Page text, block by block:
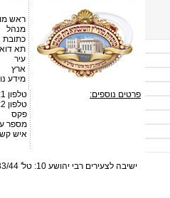
ראש
מנהל
כתובת
תא
עיר
ארץ
מידע
פרטים נוספים:
טלפון 1:
טלפון 2:
פקס
מספר
איש
ישיבה לצעירים רבי יהושע 10: טל' 972-2-9915233/44